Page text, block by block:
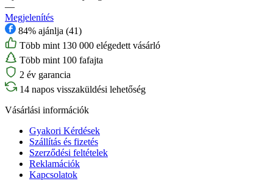
—
Megjelenítés
84% ajánlja (41)
Több mint 130 000 elégedett vásárló
Több mint 100 fafajta
2 év garancia
14 napos visszaküldési lehetőség
Vásárlási információk
Gyakori Kérdések
Szállítás és fizetés
Szerződési feltételek
Reklamációk
Kapcsolatok